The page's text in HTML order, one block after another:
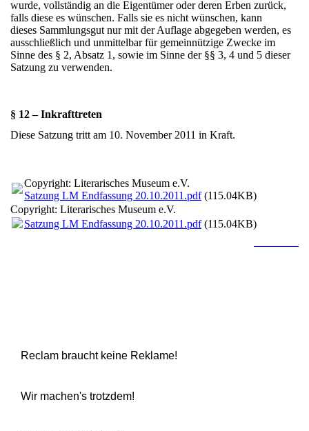
wurde, vollständig an die Eigentümer oder deren Erben zurück,
falls diese es wünschen. Falls sie es nicht wünschen, kann
dieses Sammlungsgut nur mit der Auflage abgegeben werden, es
ausschließlich und unmittelbar für gemeinnützige Zwecke im
Sinne des § 2, Absatz 1, sowie im Sinne der §§ 3, 4 und 5 dieser
Satzung zu verwenden.
§ 12 – Inkrafttreten
Diese Satzung tritt am 10. November 2011 in Kraft.
Copyright: Literarisches Museum e.V.
Satzung LM Endfassung 20.10.2011.pdf(115.04KB)
Copyright: Literarisches Museum e.V.
Satzung LM Endfassung 20.10.2011.pdf(115.04KB)
Reclam braucht keine Reklame!
Wir machen's trotzdem!